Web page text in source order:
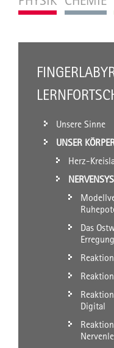
Unsere Sinne
UNSER
Herz-
Das
Digital